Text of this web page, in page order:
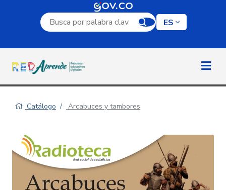
Campo de búsqueda por palabra clave
ES
Catálogo Arcabuces y tambores